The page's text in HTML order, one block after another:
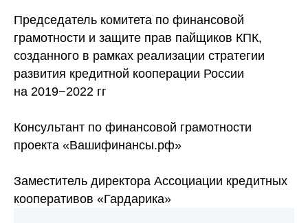
Председатель комитета по финансовой
грамотности и защите прав пайщиков КПК,
созданного в рамках реализации стратегии
развития кредитной кооперации России
на 2019−2022 гг
Консультант по финансовой грамотности
проекта «Вашифинансы.рф»
Заместитель директора Ассоциации кредитных
кооперативов «Гардарика»